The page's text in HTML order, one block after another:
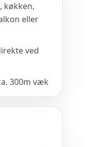
køkken,
eller
ved
300m væk